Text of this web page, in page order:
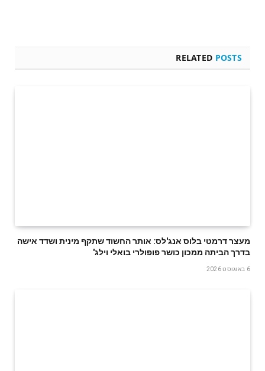
RELATED POSTS
מעצר דרמטי בלוס אנג'לס: אותר החשוד שתקף מינית ושדד אישה
בדרך הביתה ממכון כושר פופולרי בואלי וילג'
6 באוגוסט 2026